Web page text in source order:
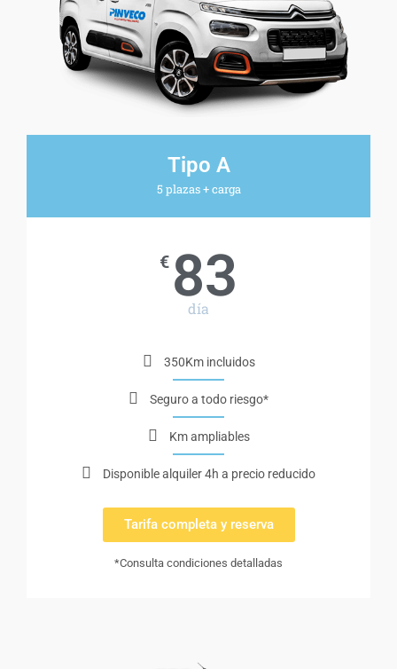
Tipo A
5 plazas + carga
€ 83
día
350Km incluidos
Seguro a todo riesgo*
Km ampliables
Disponible alquiler 4h a precio reducido
Tarifa completa y reserva
*Consulta condiciones detalladas